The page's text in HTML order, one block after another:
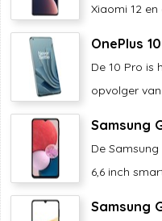
Xiaomi 12 en
OnePlus
De 10 Pro is
opvolger van
Samsung
De
6,6 inch
Samsung